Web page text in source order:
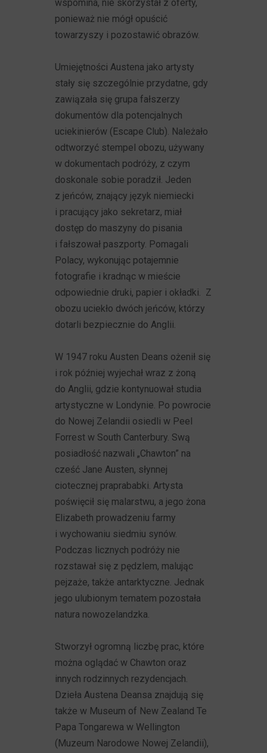
wspomina, nie skorzystał z oferty,
ponieważ nie mógł opuścić
towarzyszy i pozostawić obrazów.
Umiejętności Austena jako artysty
stały się szczególnie przydatne, gdy
zawiązała się grupa fałszerzy
dokumentów dla potencjalnych
uciekinierów (Escape Club). Należało
odtworzyć stempel obozu, używany
w dokumentach podróży, z czym
doskonale sobie poradził. Jeden
z jeńców, znający język niemiecki
i pracujący jako sekretarz, miał
dostęp do maszyny do pisania
i fałszował paszporty. Pomagali
Polacy, wykonując potajemnie
fotografie i kradnąc w mieście
odpowiednie druki, papier i okładki. Z
obozu uciekło dwóch jeńców, którzy
dotarli bezpiecznie do Anglii.
W 1947 roku Austen Deans ożenił się
i rok później wyjechał wraz z żoną
do Anglii, gdzie kontynuował studia
artystyczne w Londynie. Po powrocie
do Nowej Zelandii osiedli w Peel
Forrest w South Canterbury. Swą
posiadłość nazwali „Chawton” na
cześć Jane Austen, słynnej
ciotecznej praprababki. Artysta
poświęcił się malarstwu, a jego żona
Elizabeth prowadzeniu farmy
i wychowaniu siedmiu synów.
Podczas licznych podróży nie
rozstawał się z pędzlem, malując
pejzaże, także antarktyczne. Jednak
jego ulubionym tematem pozostała
natura nowozelandzka.
Stworzył ogromną liczbę prac, które
można oglądać w Chawton oraz
innych rodzinnych rezydencjach.
Dzieła Austena Deansa znajdują się
także w Museum of New Zealand Te
Papa Tongarewa w Wellington
(Muzeum Narodowe Nowej Zelandii),